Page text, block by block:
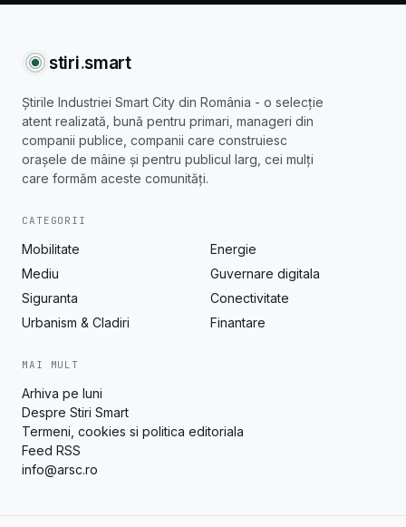
stiri.smart
Știrile Industriei Smart City din România - o selecție
atent realizată, bună pentru primari, manageri din
companii publice, companii care construiesc
orașele de mâine și pentru publicul larg, cei mulți
care formăm aceste comunități.
CATEGORII
Mobilitate
Energie
Mediu
Guvernare digitala
Siguranta
Conectivitate
Urbanism & Cladiri
Finantare
MAI MULT
Arhiva pe luni
Despre Stiri Smart
Termeni, cookies si politica editoriala
Feed RSS
info@arsc.ro